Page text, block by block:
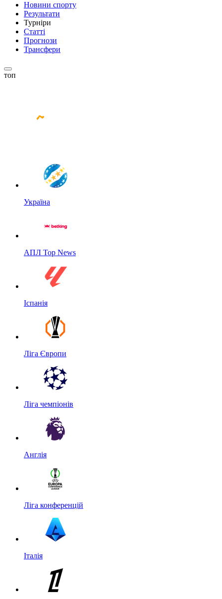
Новини спорту
Результати
Турніри
Статті
Прогнози
Трансфери
топ
Україна
АПЛ Top News
Іспанія
Ліга Європи
Ліга чемпіонів
Англія
Ліга конференцій
Італія